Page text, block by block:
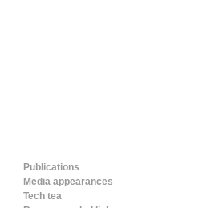
Publications
Media appearances
Tech tea